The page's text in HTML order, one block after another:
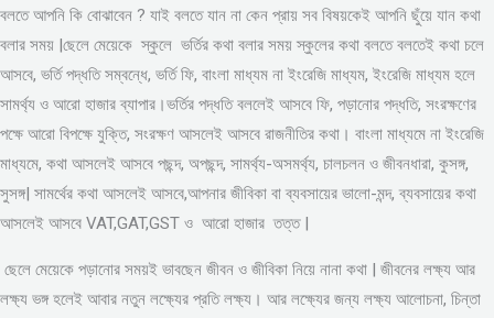
বলতে আপনি কি বোঝাবেন ? যাই বলতে যান না কেন প্রায় সব বিষয়কেই আপনি ছুঁয়ে যান কথা
বলার সময় |ছেলে মেয়েকে স্কুলে ভর্তির কথা বলার সময় স্কুলের কথা বলতে বলতেই কথা চলে
আসবে, ভর্তি পদ্ধতি সম্বন্ধে, ভর্তি ফি, বাংলা মাধ্যম না ইংরেজি মাধ্যম, ইংরেজি মাধ্যম হলে
সামর্থ্য ও আরো হাজার ব্যাপার।ভর্তির পদ্ধতি বললেই আসবে ফি, পড়ানোর পদ্ধতি, সংরক্ষণের
পক্ষে আরো বিপক্ষে যুক্তি, সংরক্ষণ আসলেই আসবে রাজনীতির কথা। বাংলা মাধ্যমে না ইংরেজি
মাধ্যমে, কথা আসলেই আসবে পছন্দ, অপছন্দ, সামর্থ্য-অসমর্থ্য, চালচলন ও জীবনধারা, কুসঙ্গ,
সুসঙ্গ| সামর্থের কথা আসলেই আসবে,আপনার জীবিকা বা ব্যবসায়ের ভালো-মন্দ, ব্যবসায়ের কথা
আসলেই আসবে VAT,GAT,GST ও আরো হাজার তত্ত |
ছেলে মেয়েকে পড়ানোর সময়ই ভাবছেন জীবন ও জীবিকা নিয়ে নানা কথা | জীবনের লক্ষ্য আর
লক্ষ্য ভঙ্গ হলেই আবার নতুন লক্ষ্যের প্রতি লক্ষ্য। আর লক্ষ্যের জন্য লক্ষ্য আলোচনা, চিন্তা